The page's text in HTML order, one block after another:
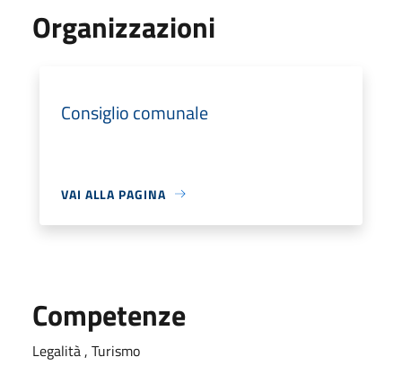
Organizzazioni
Consiglio comunale
VAI ALLA PAGINA
Competenze
Legalità , Turismo